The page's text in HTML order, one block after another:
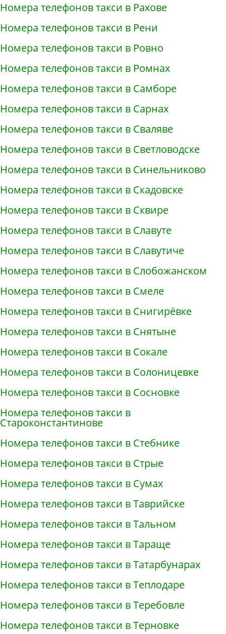
Номера телефонов такси в Рахове
Номера телефонов такси в Рени
Номера телефонов такси в Ровно
Номера телефонов такси в Ромнах
Номера телефонов такси в Самборе
Номера телефонов такси в Сарнах
Номера телефонов такси в Сваляве
Номера телефонов такси в Светловодске
Номера телефонов такси в Синельниково
Номера телефонов такси в Скадовске
Номера телефонов такси в Сквире
Номера телефонов такси в Славуте
Номера телефонов такси в Славутиче
Номера телефонов такси в Слобожанском
Номера телефонов такси в Смеле
Номера телефонов такси в Снигирёвке
Номера телефонов такси в Снятыне
Номера телефонов такси в Сокале
Номера телефонов такси в Солоницевке
Номера телефонов такси в Сосновке
Номера телефонов такси в
Староконстантинове
Номера телефонов такси в Стебнике
Номера телефонов такси в Стрые
Номера телефонов такси в Сумах
Номера телефонов такси в Таврийске
Номера телефонов такси в Тальном
Номера телефонов такси в Тараще
Номера телефонов такси в Татарбунарах
Номера телефонов такси в Теплодаре
Номера телефонов такси в Теребовле
Номера телефонов такси в Терновке